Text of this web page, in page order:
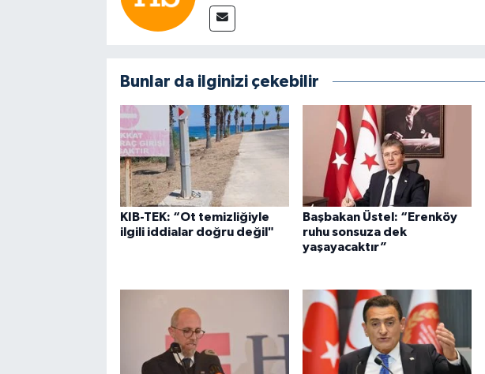
Bunlar da ilginizi çekebilir
KIB-TEK: “Ot temizliğiyle
ilgili iddialar doğru değil"
Başbakan Üstel: “Erenköy
ruhu sonsuza dek
yaşayacaktır”